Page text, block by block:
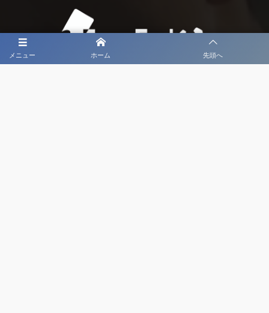
メニュー ホーム 先頭へ